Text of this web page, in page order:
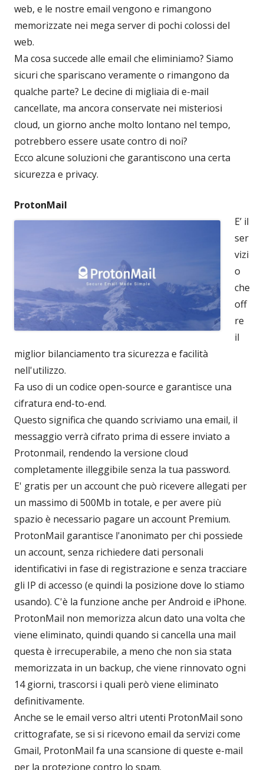
web, e le nostre email vengono e rimangono
memorizzate nei mega server di pochi colossi del
web.
Ma cosa succede alle email che eliminiamo? Siamo
sicuri che spariscano veramente o rimangono da
qualche parte? Le decine di migliaia di e-mail
cancellate, ma ancora conservate nei misteriosi
cloud, un giorno anche molto lontano nel tempo,
potrebbero essere usate contro di noi?
Ecco alcune soluzioni che garantiscono una certa
sicurezza e privacy.
ProtonMail
E’ il
ser
vizi
o
che
off
re
il
miglior bilanciamento tra sicurezza e facilità
nell'utilizzo.
Fa uso di un codice open-source e garantisce una
cifratura end-to-end.
Questo significa che quando scriviamo una email, il
messaggio verrà cifrato prima di essere inviato a
Protonmail, rendendo la versione cloud
completamente illeggibile senza la tua password.
E' gratis per un account che può ricevere allegati per
un massimo di 500Mb in totale, e per avere più
spazio è necessario pagare un account Premium.
ProtonMail garantisce l'anonimato per chi possiede
un account, senza richiedere dati personali
identificativi in fase di registrazione e senza tracciare
gli IP di accesso (e quindi la posizione dove lo stiamo
usando). C'è la funzione anche per Android e iPhone.
ProtonMail non memorizza alcun dato una volta che
viene eliminato, quindi quando si cancella una mail
questa è irrecuperabile, a meno che non sia stata
memorizzata in un backup, che viene rinnovato ogni
14 giorni, trascorsi i quali però viene eliminato
definitivamente.
Anche se le email verso altri utenti ProtonMail sono
crittografate, se si si ricevono email da servizi come
Gmail, ProtonMail fa una scansione di queste e-mail
per la protezione contro lo spam.